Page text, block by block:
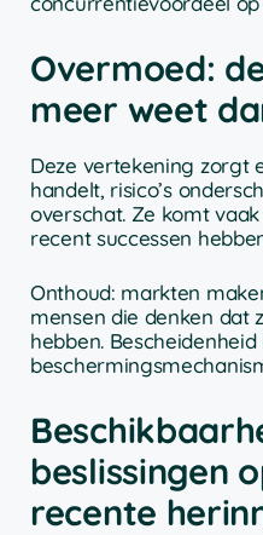
Overmoed:
meer weet
Deze vertekening zorgt
handelt, risico’s
overschat. Ze komt
recent successen
Onthoud: markten
mensen die denken dat
hebben. Bescheidenheid
beslissingen
recente